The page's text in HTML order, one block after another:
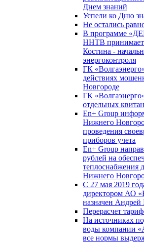
Днем знаний
Успели ко Дню
Не остались
В программе
ННТВ принимает
Костина -
энергоконтроля
ГК
действиях
Новгороде
ГК
отдельных
En+ Group
Нижнего
проведения
приборов учета
En+ Group
рублей на
теплоснабжения
Нижнего
С 27 мая 2019
директором АО
назначен Андрей
Перерасчет
На источниках
воды компании
все нормы